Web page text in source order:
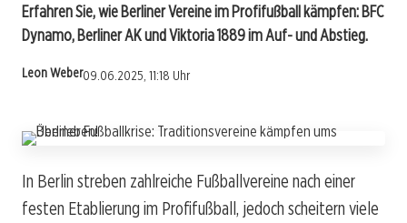
Erfahren Sie, wie Berliner Vereine im Profifußball kämpfen: BFC
Dynamo, Berliner AK und Viktoria 1889 im Auf- und Abstieg.
Leon Weber09.06.2025, 11:18 Uhr
In Berlin streben zahlreiche Fußballvereine nach einer
festen Etablierung im Profifußball, jedoch scheitern viele